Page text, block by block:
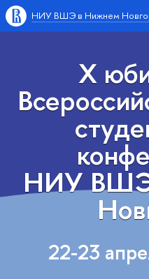
НИУ ВШЭ в Нижнем
X
НИУ
22-23